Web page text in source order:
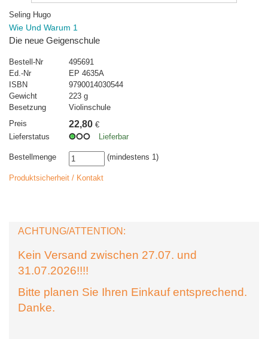
Seling Hugo
Wie Und Warum 1
Die neue Geigenschule
Bestell-Nr
495691
Ed.-Nr
EP 4635A
ISBN
9790014030544
Gewicht
223 g
Besetzung
Violinschule
Preis
22,80 €
Lieferstatus
Lieferbar
Bestellmenge (mindestens 1)
Produktsicherheit / Kontakt
ACHTUNG/ATTENTION:
Kein Versand zwischen 27.07. und
31.07.2026!!!!
Bitte planen Sie Ihren Einkauf entsprechend.
Danke.